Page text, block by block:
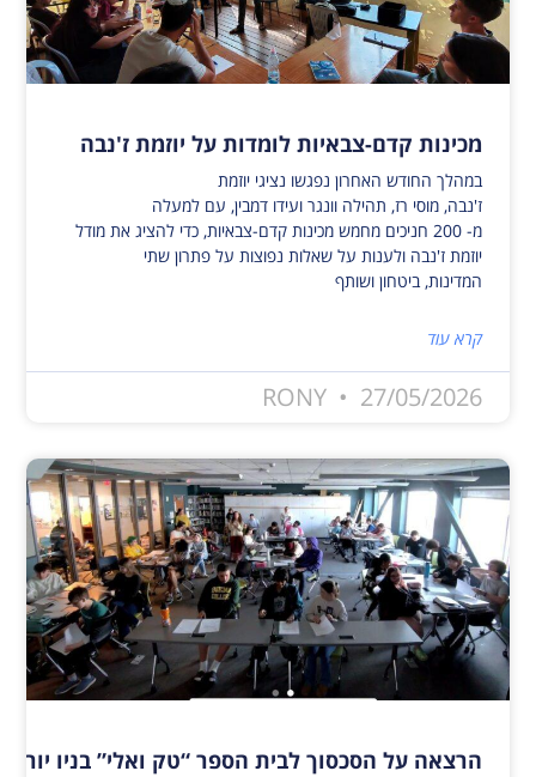
מכינות קדם-צבאיות לומדות על יוזמת ז'נבה
במהלך החודש האחרון נפגשו נציגי יוזמת
ז'נבה, מוסי רז, תהילה וונגר ועידו דמבין, עם למעלה
מ- 200 חניכים מחמש מכינות קדם-צבאיות, כדי להציג את מודל
יוזמת ז'נבה ולענות על שאלות נפוצות על פתרון שתי
המדינות, ביטחון ושותף
קרא עוד
RONY 27/05/2026
הרצאה על הסכסוך לבית הספר “טק ואלי” בניו יורק